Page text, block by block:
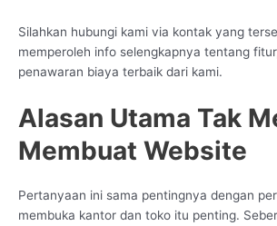
Silahkan hubungi kami via kontak yang
memperoleh info selengkapnya tentang
penawaran biaya terbaik dari kami.
Alasan Utama Tak
Membuat Website
Pertanyaan ini sama pentingnya dengan
membuka kantor dan toko itu penting.